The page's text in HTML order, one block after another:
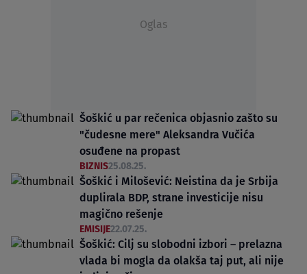
Oglas
Šoškić u par rečenica objasnio zašto su
"čudesne mere" Aleksandra Vučića
osuđene na propast
BIZNIS25.08.25.
Šoškić i Milošević: Neistina da je Srbija
duplirala BDP, strane investicije nisu
magično rešenje
EMISIJE22.07.25.
Šoškić: Cilj su slobodni izbori – prelazna
vlada bi mogla da olakša taj put, ali nije